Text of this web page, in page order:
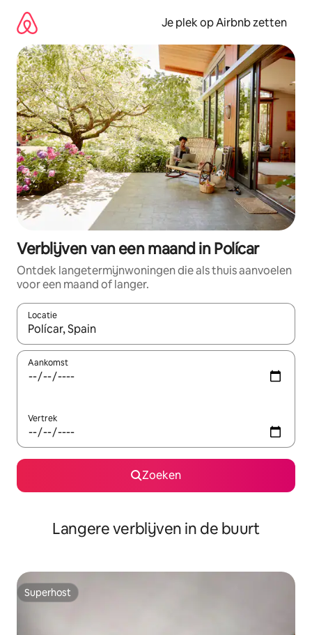
direct
naar
inhoud
Je plek op Airbnb zetten
Verblijven van een maand in Polícar
Ontdek langetermijnwoningen die als thuis aanvoelen
voor een maand of langer.
Locatie
Wanneer er resultaten beschikbaar zijn, maak je een keuze
Aankomst
Vertrek
Zoeken
Langere verblijven in de buurt
Superhost
Superhost